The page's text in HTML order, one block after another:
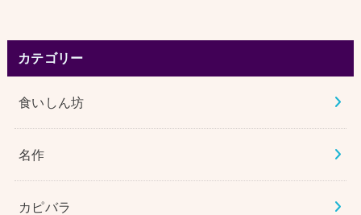
カテゴリー
食いしん坊
名作
カピバラ